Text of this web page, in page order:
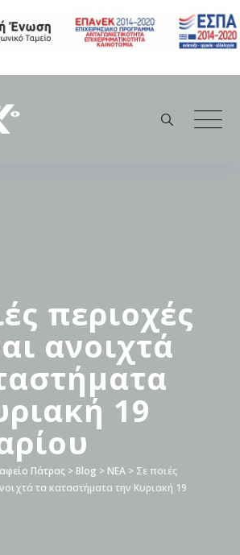
περιοχές
ανοιχτά
19
Πάτρας > Blog > ΝΕΑ > Σε ποιές
τα καταστήματα την Κυριακή 19